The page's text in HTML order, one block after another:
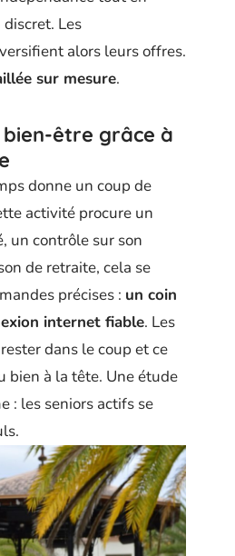
Les
alors leurs offres.
sur mesure.
bien-être grâce à
donne un coup de
activité procure un
un contrôle sur son
de retraite, cela se
précises : un coin
internet fiable. Les
dans le coup et ce
bien à la tête. Une étude
: les seniors actifs se